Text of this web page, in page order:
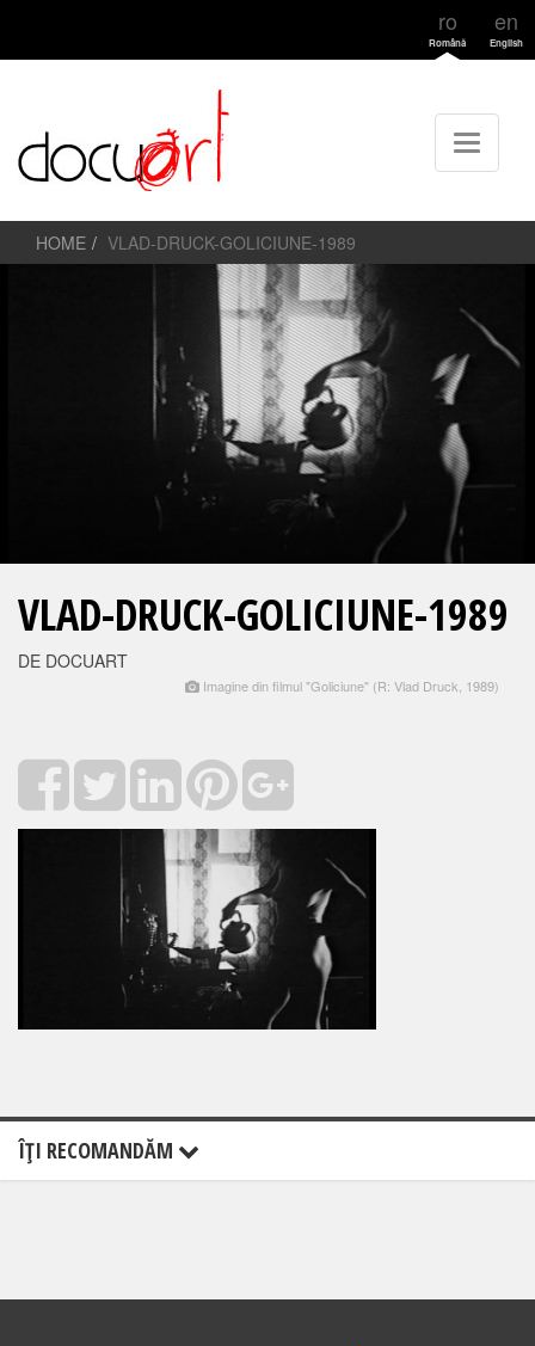
ro
Română
en
English
HOME VLAD-DRUCK-GOLICIUNE-1989
VLAD-DRUCK-GOLICIUNE-1989
DE DOCUART
Imagine din filmul "Goliciune" (R: Vlad Druck, 1989)
ÎŢI RECOMANDĂM